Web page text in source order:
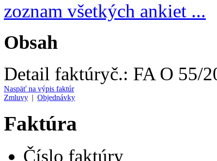
zoznam všetkých ankiet ...
Obsah
Detail faktúryč.: FA O 55/
Naspäť na výpis faktúr
Zmluvy | Objednávky
Faktúra
Číslo faktúry